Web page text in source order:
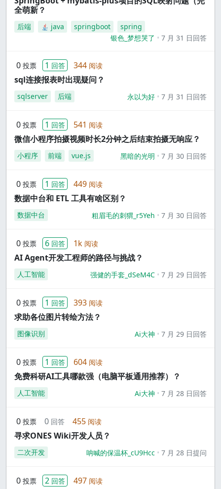
全萌新？
后端 java springboot
spring
银色_梦想哭了
7 月 31 日回答
0 投票 1 回答 344 阅读
sql连接报表时出现疑问？
sqlserver 后端 永以为好 7 月 31 日回答
0 投票 1 回答 541 阅读
微信小程序拍摄视频时长2分钟之后结束拍摄无响应？
小程序 前端 vue.js 黑暗的光明 7 月 30 日回答
0 投票 1 回答 449 阅读
数据中台和 ETL 工具有啥区别？
数据中台 粗眉毛的刺猬_r5Yeh 7 月 30 日回答
0 投票 6 回答 1k 阅读
AI Agent开发工程师的路径与挑战？
人工智能 强健的手套_dSeM4C 7 月 29 日回答
0 投票 1 回答 393 阅读
求助各位图片转绘方法？
图像识别 Ai大神 7 月 29 日回答
0 投票 1 回答 604 阅读
免费科研AI工具哪款强（电脑平板通用推荐）？
人工智能 Ai大神 7 月 28 日回答
0 投票 0 回答 455 阅读
寻求ONES Wiki开发人员？
二次开发 呐喊的保温杯_cU9Hcc 7 月 28 日提问
0 投票 2 回答 497 阅读